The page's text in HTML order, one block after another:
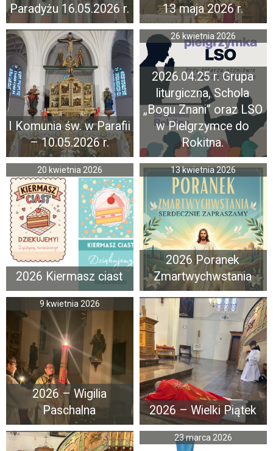
Paradyżu 16.05.2026 r.
13 maja 2026 r.
I Komunia św. w Parafii
– 10.05.2026 r.
26 kwietnia 2026
2026.04.25 r. Grupa
liturgiczna, Schola
„Bogu Znani” oraz LSO
w Pielgrzymce do
Rokitna.
20 kwietnia 2026
2026 Kiermasz ciast
13 kwietnia 2026
2026 Poranek
Zmartwychwstania
9 kwietnia 2026
2026 – Wigilia
Paschalna
2026 – Wielki Piątek
23 marca 2026